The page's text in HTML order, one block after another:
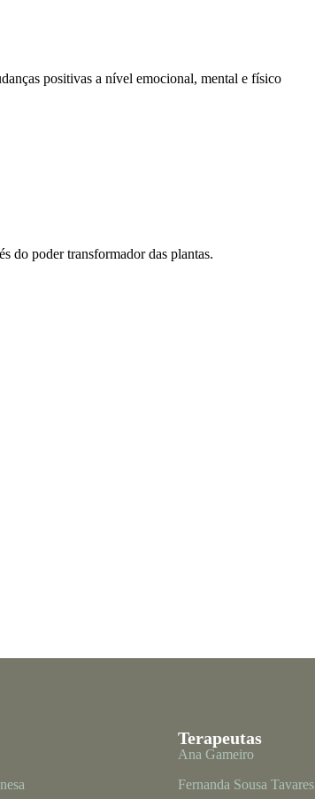
positivas a nível emocional, mental e físico
do poder transformador das plantas.
Terapeutas
Ana Gameiro
Fernanda Sousa Tavares